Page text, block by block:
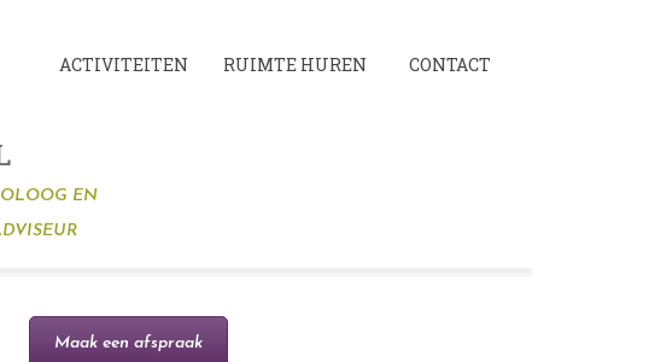
ACTIVITEITEN RUIMTE HUREN CONTACT
EN
Maak een afspraak